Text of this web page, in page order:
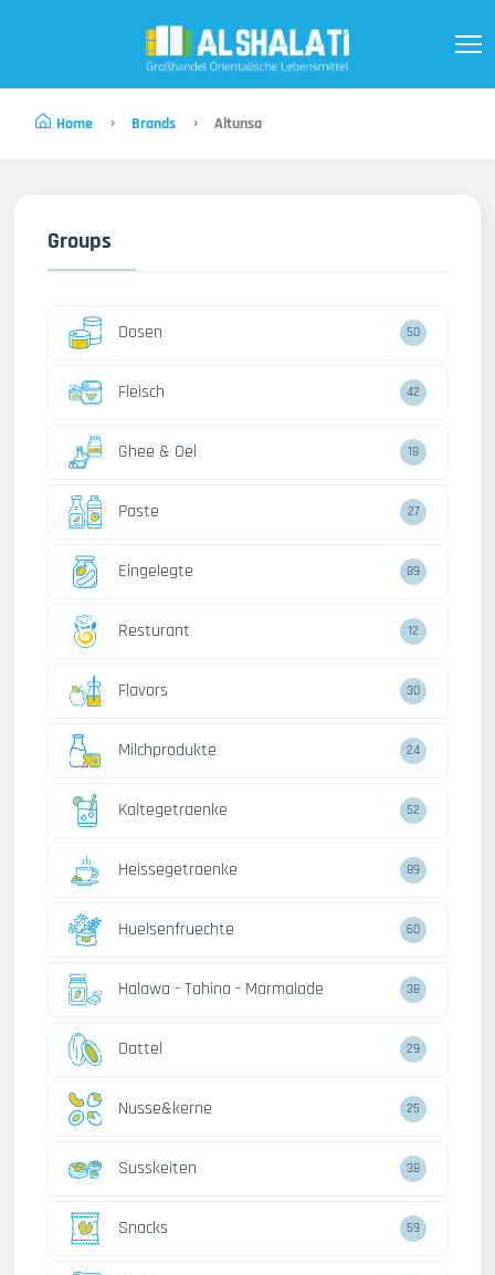
Home Brands Altunsa
Groups
Dosen 50
Fleisch 42
Ghee & Oel 18
Paste 27
Eingelegte 89
Resturant 12
Flavors 30
Milchprodukte 24
Kaltegetraenke 52
Heissegetraenke 89
Huelsenfruechte 60
Halawa - Tahina - Marmalade 38
Dattel 29
Nusse&kerne 25
Susskeiten 38
Snacks 59